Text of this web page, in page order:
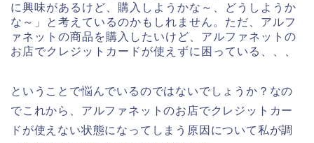
に興味があるけど、購入しようかな～、どうしようか
な～」と考えているのかもしれません。ただ、アルフ
ァネットの商品を購入したいけど、アルファネットの
お店でクレジットカードが使えずに困っている、、、
ということで悩んでいるのではないでしょうか？なの
でこれから、アルファネットのお店でクレジットカー
ドが使えない状態になってしまう原因について私が調